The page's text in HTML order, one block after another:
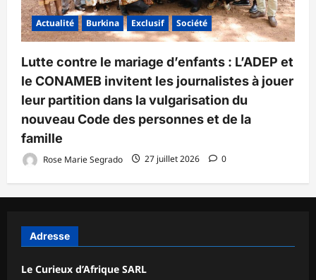
Actualité Burkina Exclusif Société
Lutte contre le mariage d’enfants : L’ADEP et
le CONAMEB invitent les journalistes à jouer
leur partition dans la vulgarisation du
nouveau Code des personnes et de la
famille
Rose Marie Segrado 27 juillet 2026 0
Adresse
Le Curieux d’Afrique SARL